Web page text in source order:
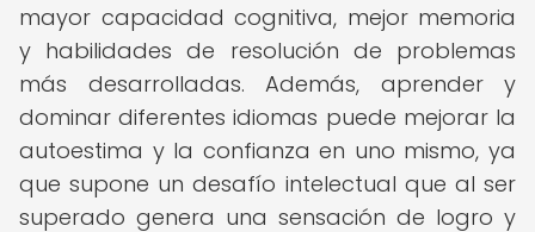
mayor capacidad cognitiva, mejor memoria
y habilidades de resolución de problemas
más desarrolladas. Además, aprender y
dominar diferentes idiomas puede mejorar la
autoestima y la confianza en uno mismo, ya
que supone un desafío intelectual que al ser
superado genera una sensación de logro y